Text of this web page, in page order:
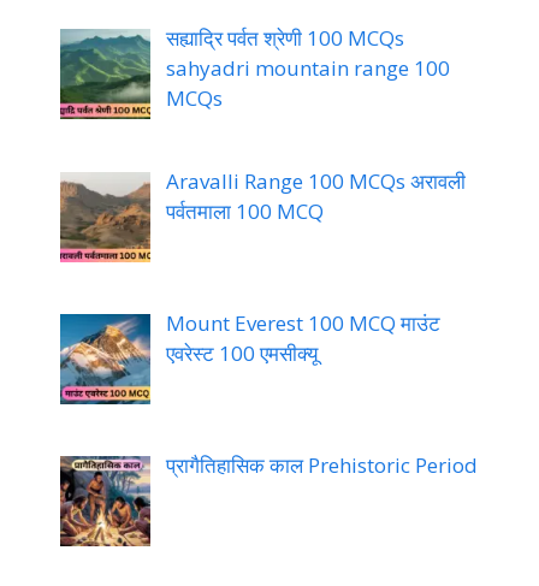
सह्याद्रि पर्वत श्रेणी 100 MCQs
sahyadri mountain range 100
MCQs
Aravalli Range 100 MCQs अरावली
पर्वतमाला 100 MCQ
Mount Everest 100 MCQ माउंट
एवरेस्ट 100 एमसीक्यू
प्रागैतिहासिक काल Prehistoric Period